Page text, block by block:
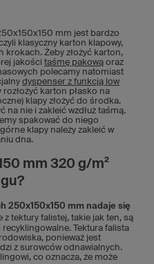
mm jest bardzo
klasyczny karton klapowy,
krokach. Żeby złożyć karton,
jakości taśmę pakową oraz
polecamy natomiast
dyspenser z funkcją low
karton płasko na
klapy złożyć do środka.
na nie i zakleić wzdłuż taśmą.
spakować do niego
klapy należy zakleić w
dna.
mm 320 g/m²
250x150x150 mm nadaje się
z tektury falistej, takie jak ten, są
Tektura falista
ponieważ jest
z surowców odnawialnych.
co oznacza, że może